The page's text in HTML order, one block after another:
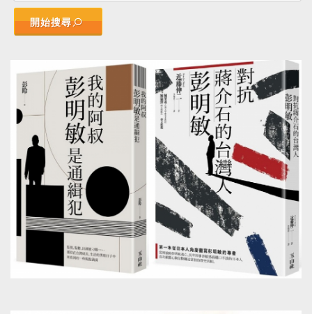
開始搜尋